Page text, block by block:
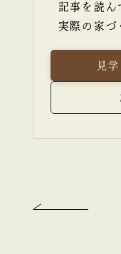
記事を読ん
実際の家づ
見